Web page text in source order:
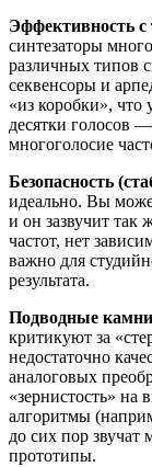
Эффективность с
синтезаторы
различных типов
секвенсоры и
«из коробки», что
десятки голосов
многоголосие
Безопасность
идеально. Вы
и он зазвучит так
частот, нет
важно для
результата.
Подводные
критикуют за
недостаточно
аналоговых
«зернистость» на
алгоритмы
до сих пор звучат
прототипы.